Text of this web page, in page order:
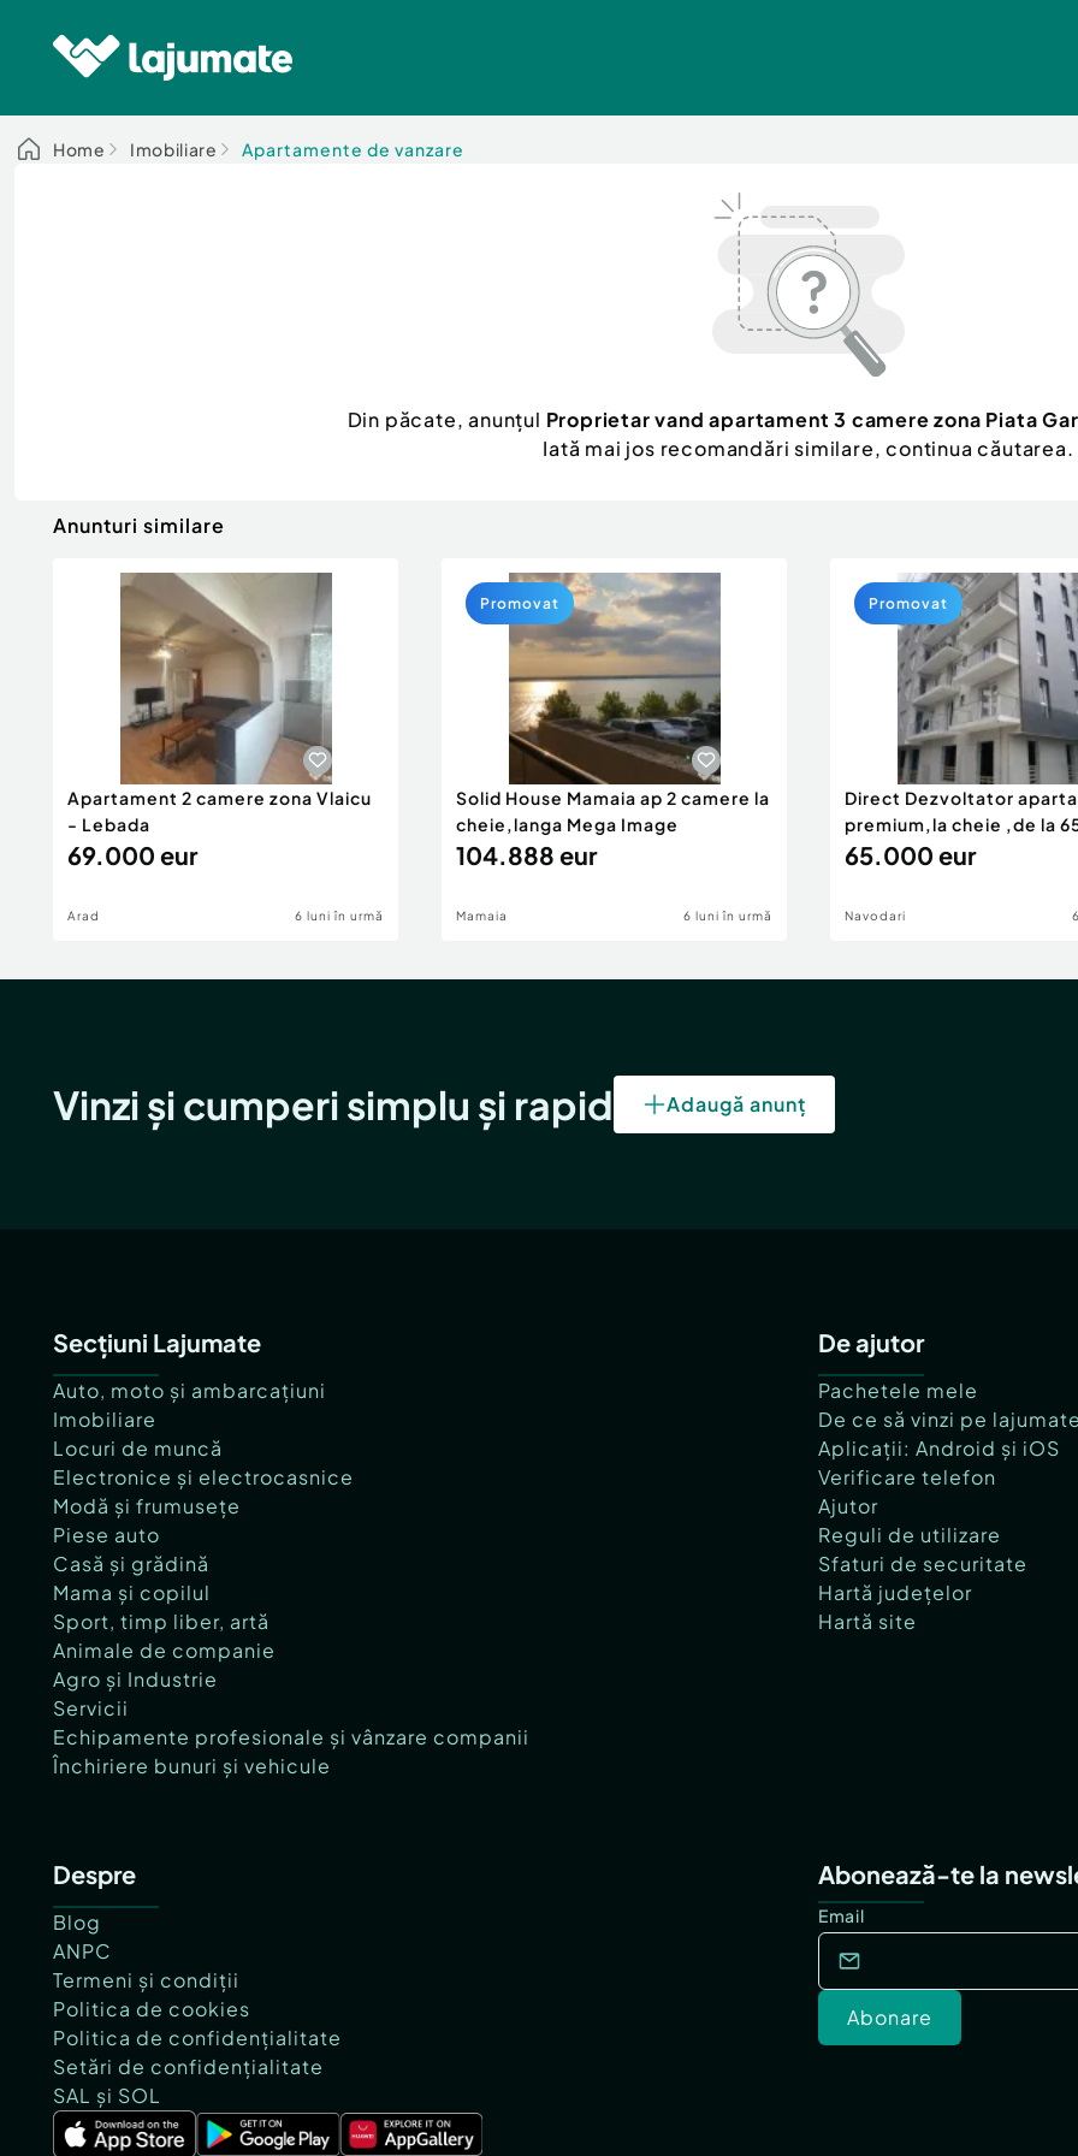
Home Imobiliare Apartamente de vanzare
Din păcate, anunțul Proprietar vand apartament 3 camere zona Piata
Iată mai jos recomandări similare, continua căutarea.
Anunturi similare
Apartament 2 camere zona Vlaicu
- Lebada
69.000 eur
Arad 6 luni în urmă
Solid House Mamaia ap 2 camere la
cheie,langa Mega Image
104.888 eur
Mamaia 6 luni în urmă
Promovat
Direct Dezvoltator
premium,la cheie ,de la
eur
65.000 eur
Navodari
Promovat
Vinzi și cumperi simplu și rapid Adaugă anunț
Secțiuni Lajumate
Auto, moto și ambarcațiuni
Imobiliare
Locuri de muncă
Electronice și electrocasnice
Modă și frumusețe
Piese auto
Casă și grădină
Mama și copilul
Sport, timp liber, artă
Animale de companie
Agro și Industrie
Servicii
Echipamente profesionale și vânzare companii
Închiriere bunuri și vehicule
De ajutor
Pachetele mele
De ce să vinzi pe
Aplicații: Android și iOS
Verificare telefon
Ajutor
Reguli de utilizare
Sfaturi de securitate
Hartă județelor
Hartă site
Despre
Blog
ANPC
Termeni și condiții
Politica de cookies
Politica de confidențialitate
Setări de confidențialitate
SAL și SOL
Abonează-te la
Email
Abonare